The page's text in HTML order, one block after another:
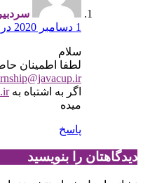
سردبیر
1 دسامبر 2020 در 2:11 ب.ظ
سلام
لطفا اطمینان
اگر به اشتباه به
میده
پاسخ
دیدگاهتان را بنویسید